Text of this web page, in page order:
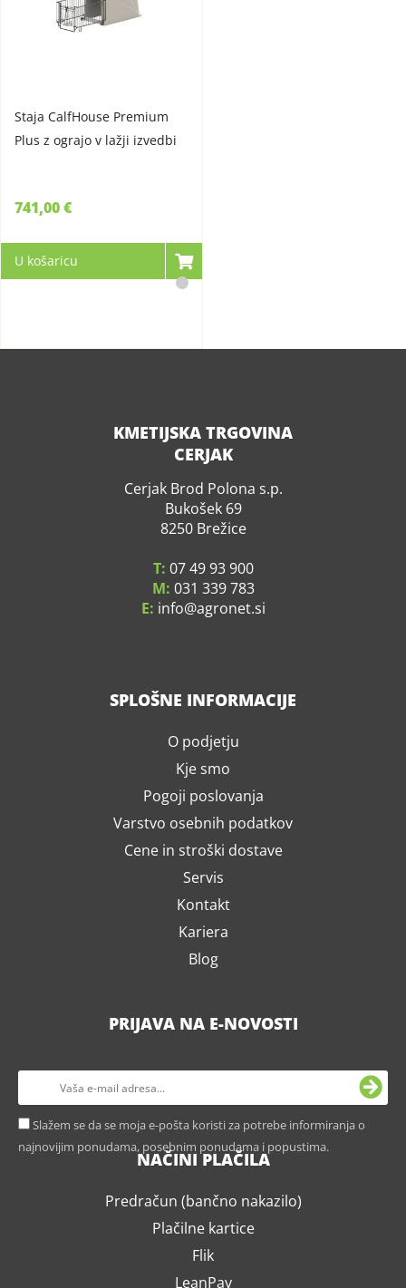
Staja CalfHouse Premium
Plus z ograjo v lažji izvedbi
741,00 €
U košaricu
KMETIJSKA TRGOVINA
CERJAK
Cerjak Brod Polona s.p.
Bukošek 69
8250 Brežice
T: 07 49 93 900
M: 031 339 783
E: info agronet.si
SPLOŠNE INFORMACIJE
O podjetju
Kje smo
Pogoji poslovanja
Varstvo osebnih podatkov
Cene in stroški dostave
Servis
Kontakt
Kariera
Blog
PRIJAVA NA E-NOVOSTI
Slažem se da se moja e-pošta koristi za potrebe informiranja o
najnovijim ponudama, posebnim ponudama i popustima.
NAČINI PLAČILA
Predračun (bančno nakazilo)
Plačilne kartice
Flik
LeanPay